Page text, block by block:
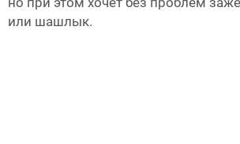
или шашлык.